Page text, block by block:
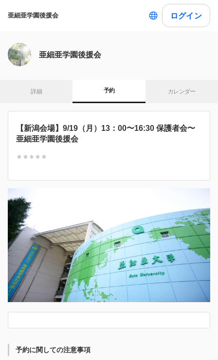
亜細亜学園後援会 ログイン
亜細亜学園後援会
詳細 予約 カレンダー
【新潟会場】9/19（月）13：00〜16:30 保護者会〜
亜細亜学園後援会
予約に関しての注意事項